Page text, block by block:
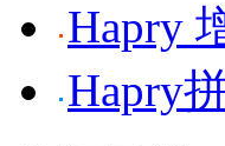
Hapry
Hapry